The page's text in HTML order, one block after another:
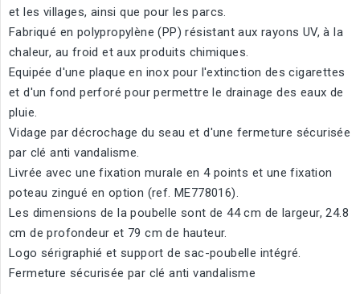
et les villages, ainsi que pour les parcs.
Fabriqué en polypropylène (PP) résistant aux rayons UV, à la
chaleur, au froid et aux produits chimiques.
Equipée d'une plaque en inox pour l'extinction des cigarettes
et d'un fond perforé pour permettre le drainage des eaux de
pluie.
Vidage par décrochage du seau et d'une fermeture sécurisée
par clé anti vandalisme.
Livrée avec une fixation murale en 4 points et une fixation
poteau zingué en option (ref. ME778016).
Les dimensions de la poubelle sont de 44 cm de largeur, 24.8
cm de profondeur et 79 cm de hauteur.
Logo sérigraphié et support de sac-poubelle intégré.
Fermeture sécurisée par clé anti vandalisme